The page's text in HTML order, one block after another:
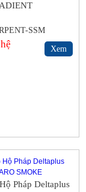
SSM
Xem
Pháp Deltaplus